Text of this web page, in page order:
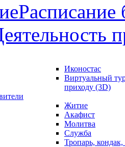
Расписание
Иконостас
Виртуальный
приходу (3D)
Житие
Акафист
Молитва
Служба
Тропарь,